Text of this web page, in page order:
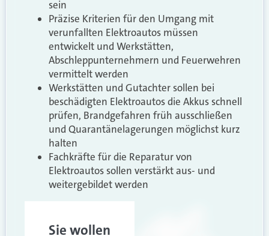
sein
Präzise Kriterien für den Umgang mit
verunfallten Elektroautos müssen
entwickelt und Werkstätten,
Abschleppunternehmern und Feuerwehren
vermittelt werden
Werkstätten und Gutachter sollen bei
beschädigten Elektroautos die Akkus schnell
prüfen, Brandgefahren früh ausschließen
und Quarantänelagerungen möglichst kurz
halten
Fachkräfte für die Reparatur von
Elektroautos sollen verstärkt aus- und
weitergebildet werden
Sie wollen